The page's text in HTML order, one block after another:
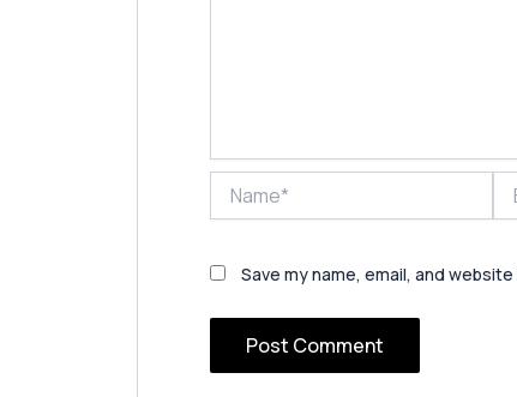
Save my name, email, and